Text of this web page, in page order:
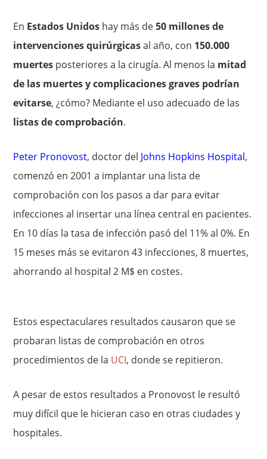
En Estados Unidos hay más de50 millones de
intervenciones quirúrgicasal año, con 150.000
muertes posteriores a la cirugía. Al menos la mitad
de las muertes y complicaciones graves podrían
evitarse, ¿cómo? Mediante el uso adecuado de las
listas de comprobación.
Peter Pronovost, doctor del Johns Hopkins Hospital,
comenzó en 2001 a implantar una lista de
comprobación con los pasos a dar para evitar
infecciones al insertar una línea central en pacientes.
En 10 días la tasa de infección pasó del 11% al 0%. En
15 meses más se evitaron 43 infecciones, 8 muertes,
ahorrando al hospital 2 M$ en costes.
Estos espectaculares resultados causaron que se
probaran listas de comprobación en otros
procedimientos de la UCI, donde se repitieron.
A pesar de estos resultados a Pronovost le resultó
muy difícil que le hicieran caso en otras ciudades y
hospitales.